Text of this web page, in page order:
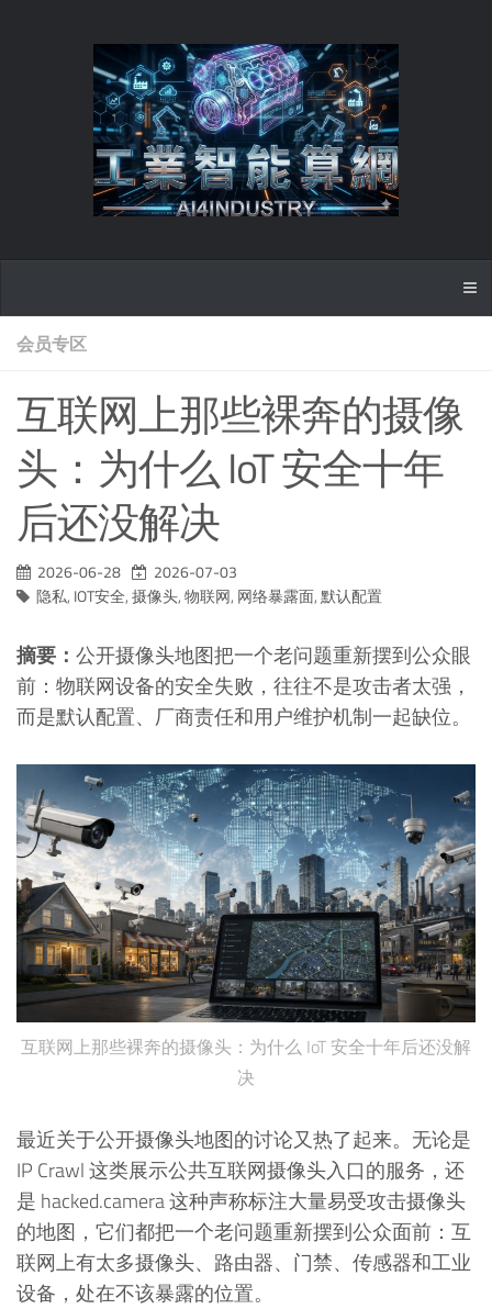
会员专区
互联网上那些裸奔的摄像
头：为什么 IoT 安全十年
后还没解决
2026-06-28
2026-07-03
隐私, IOT安全,摄像头,物联网, 网络暴露面,默认配置
摘要： 公开摄像头地图把一个老问题重新摆到公众眼
前：物联网设备的安全失败，往往不是攻击者太强，
而是默认配置、厂商责任和用户维护机制一起缺位。
互联网上那些裸奔的摄像头：为什么 IoT 安全十年后还没解
决
最近关于公开摄像头地图的讨论又热了起来。无论是
IP Crawl 这类展示公共互联网摄像头入口的服务，还
是 hacked.camera 这种声称标注大量易受攻击摄像头
的地图，它们都把一个老问题重新摆到公众面前：互
联网上有太多摄像头、路由器、门禁、传感器和工业
设备，处在不该暴露的位置。